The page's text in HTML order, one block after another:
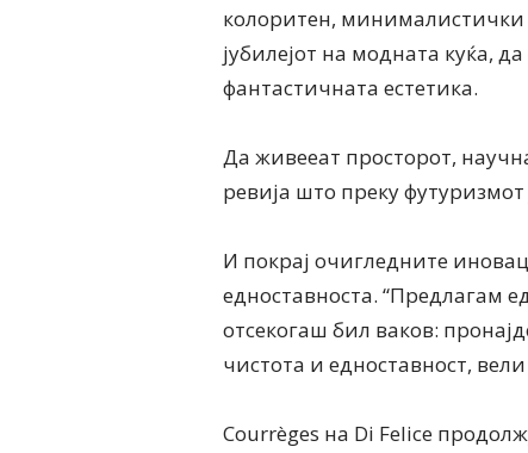
колоритен, минималистички
јубилејот на модната куќа,
фантастичната естетика.
Да живееат просторот,
ревија што преку
И покрај очигледните
едноставноста. “Предлагам
отсекогаш бил ваков:
чистота и едноставност,
Courrèges на Di Felice